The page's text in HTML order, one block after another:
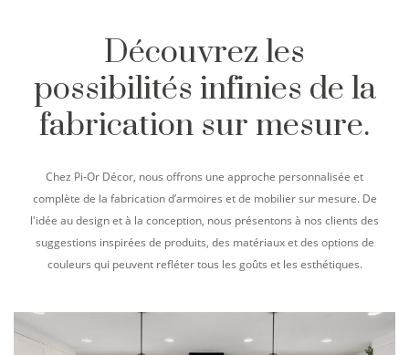
Découvrez les
possibilités infinies de la
fabrication sur mesure.
Chez Pi-Or Décor, nous offrons une approche personnalisée et
complète de la fabrication d’armoires et de mobilier sur mesure. De
l'idée au design et à la conception, nous présentons à nos clients des
suggestions inspirées de produits, des matériaux et des options de
couleurs qui peuvent refléter tous les goûts et les esthétiques.